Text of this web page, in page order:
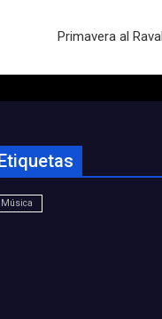
Primavera al
Música